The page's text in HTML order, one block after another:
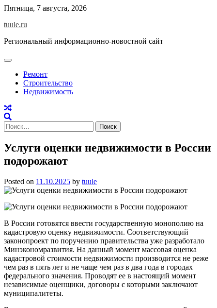
Skip
content
Пятница, 7 августа, 2026
tuule.ru
Региональный информационно-новостной сайт
Ремонт
Строительство
Недвижимость
Найти:
Услуги оценки недвижимости в России
подорожают
Posted on 11.10.2025 by tuule
В России готовятся ввести государственную монополию на
кадастровую оценку недвижимости. Соответствующий
законопроект по поручению правительства уже разработало
Минэкономразвития. На данный момент массовая оценка
кадастровой стоимости недвижимости производится не реже
чем раз в пять лет и не чаще чем раз в два года в городах
федерального значения. Проводят ее в настоящий момент
независимые оценщики, договоры с которыми заключают
муниципалитеты.